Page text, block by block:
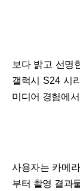
보다 밝고 선명
갤럭시 S24 시
미디어 경험에
사용자는 카메
부터 촬영 결과